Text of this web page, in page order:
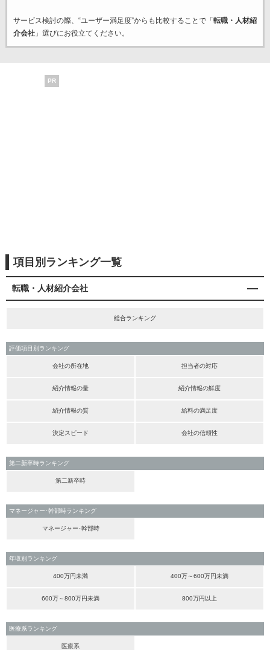
サービス検討の際、“ユーザー満足度”からも比較することで「 転職・人材紹
介会社」選びにお役立てください。
PR
項目別ランキング一覧
転職・人材紹介会社
総合ランキング
評価項目別ランキング
会社の所在地 担当者の対応
紹介情報の量 紹介情報の鮮度
紹介情報の質 給料の満足度
決定スピード 会社の信頼性
第二新卒時ランキング
第二新卒時
マネージャー･幹部時ランキング
マネージャー･幹部時
年収別ランキング
400万円未満 400万～600万円未満
600万～800万円未満 800万円以上
医療系ランキング
医療系